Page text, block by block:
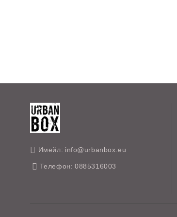
Имейл: info@urbanbox.eu
Телефон: 0885316003